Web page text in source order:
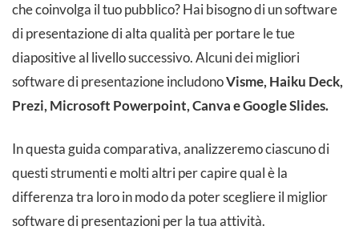
che coinvolga il tuo pubblico? Hai bisogno di un software
di presentazione di alta qualità per portare le tue
diapositive al livello successivo. Alcuni dei migliori
software di presentazione includonoVisme, Haiku Deck,
Prezi, Microsoft Powerpoint, Canva e Google Slides.
In questa guida comparativa, analizzeremo ciascuno di
questi strumenti e molti altri per capire qual è la
differenza tra loro in modo da poter scegliere il miglior
software di presentazioni per la tua attività.